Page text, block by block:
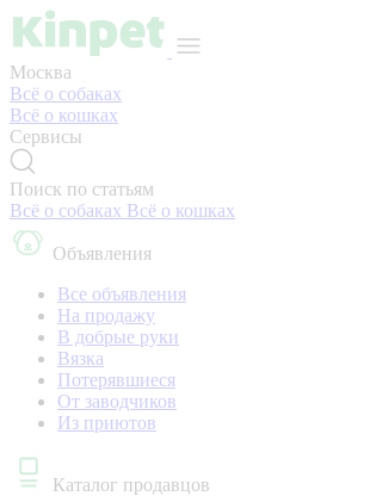
Москва
Всё о собаках
Всё о кошках
Сервисы
Поиск по статьям
Всё о собаках Всё о кошках
Объявления
Все объявления
На продажу
В добрые руки
Вязка
Потерявшиеся
От заводчиков
Из приютов
Каталог продавцов